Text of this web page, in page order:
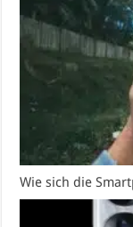
Wie sich die